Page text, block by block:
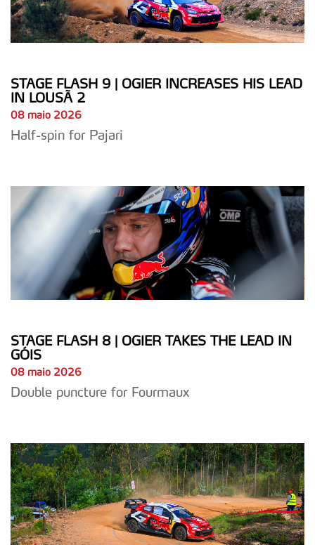
STAGE FLASH 9 | OGIER INCREASES HIS LEAD
IN LOUSÃ 2
08 maio 2026
Half-spin for Pajari
STAGE FLASH 8 | OGIER TAKES THE LEAD IN
GÓIS
08 maio 2026
Double puncture for Fourmaux